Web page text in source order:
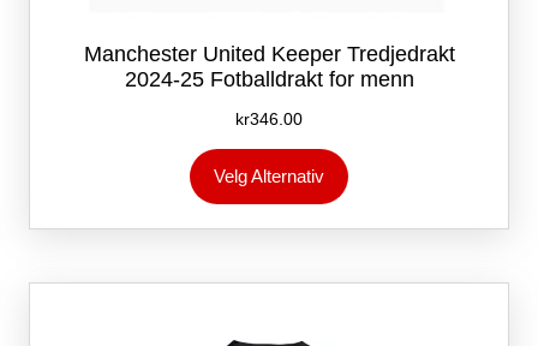
Manchester United Keeper Tredjedrakt
2024-25 Fotballdrakt for menn
kr346.00
Velg Alternativ
produktet
flere
Alternativene